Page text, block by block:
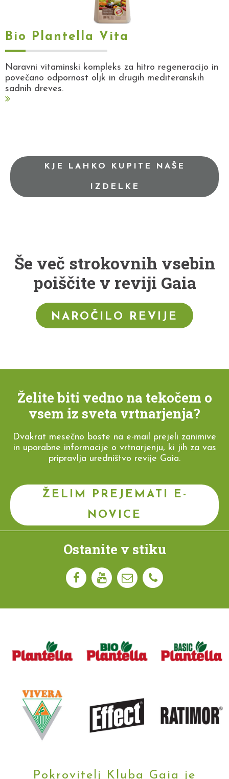
Bio Plantella Vita
Naravni vitaminski kompleks za hitro regeneracijo in
povečano odpornost oljk in drugih mediteranskih
sadnih dreves.
KJE LAHKO KUPITE NAŠE
IZDELKE
Še več strokovnih vsebin
poiščite v reviji Gaia
NAROČILO REVIJE
Želite biti vedno na tekočem o
vsem iz sveta vrtnarjenja?
Dvakrat mesečno boste na e-mail prejeli zanimive
in uporabne informacije o vrtnarjenju, ki jih za vas
pripravlja uredništvo revije Gaia.
ŽELIM PREJEMATI E-
NOVICE
Ostanite v stiku
Pokrovitelj Kluba Gaia je